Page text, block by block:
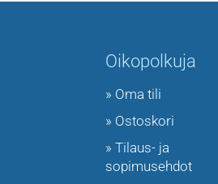
Oikopolkuja
» Oma tili
» Ostoskori
» Tilaus- ja
sopimusehdot